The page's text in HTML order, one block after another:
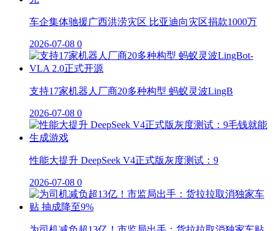
车企集体驰援广西洪涝灾区 比亚迪向灾区捐款1000万
2026-07-08 0
支持17家机器人厂商20多种构型 蚂蚁灵波LingB
2026-07-08 0
性能大提升 DeepSeek V4正式版灰度测试：9
2026-07-08 0